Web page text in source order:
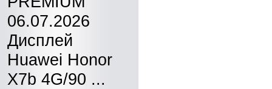
06.07.2026
Дисплей
Huawei Honor
X7b 4G/90 ...